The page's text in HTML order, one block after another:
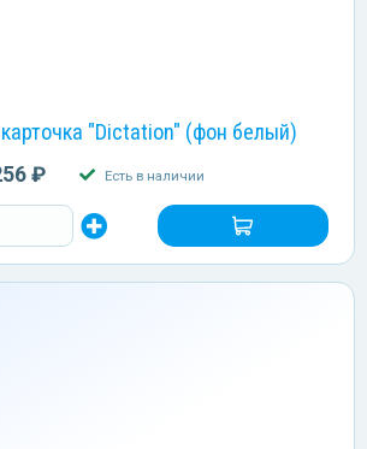
"Dictation" (фон белый)
₽ Есть в наличии